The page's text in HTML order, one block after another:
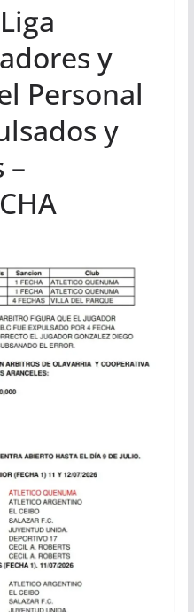
y
Personal
y
–